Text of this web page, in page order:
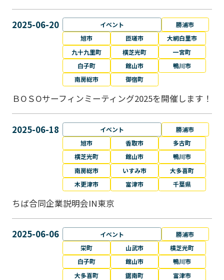
2025-06-20 イベント
勝浦市
旭市
匝瑳市
大網白里市
九十九里町
横芝光町
一宮町
白子町
館山市
鴨川市
南房総市
御宿町
ＢОＳОサーフィンミーティング2025を開催します！
2025-06-18 イベント
勝浦市
旭市
香取市
多古町
横芝光町
館山市
鴨川市
南房総市
いすみ市
大多喜町
木更津市
富津市 千葉県
ちば合同企業説明会IN東京
2025-06-06 イベント
勝浦市
栄町
山武市
横芝光町
白子町
館山市
鴨川市
大多喜町
鋸南町 富津市